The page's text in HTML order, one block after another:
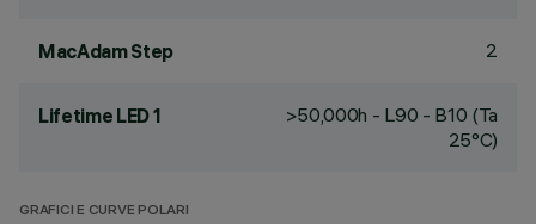
MacAdam Step 2
Lifetime LED 1
>50,000h - L90 - B10 (Ta
25°C)
GRAFICI E CURVE POLARI